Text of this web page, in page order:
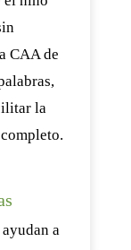
CAA de
la
ayudan a